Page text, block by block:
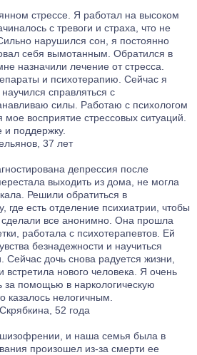
стрессе. Я работал на высоком
с тревоги и страха, что не
нарушился сон, я постоянно
себя вымотанным. Обратился в
назначили лечение от стресса.
и психотерапию. Сейчас я
справляться с
силы. Работаю с психологом
мое восприятие стрессовых ситуаций.
и поддержку.
37 лет
депрессия после
выходить из дома, не могла
Решили обратиться в
где есть отделение психиатрии, чтобы
сделали все анонимно. Она прошла
работала с психотерапевтов. Ей
безнадежности и научиться
Сейчас дочь снова радуется жизни,
встретила нового человека. Я очень
за помощью в наркологическую
казалось нелогичным.
52 года
шизофрении, и наша семья была в
произошел из-за смерти ее